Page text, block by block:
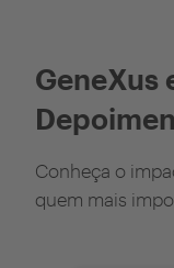
GeneXus
Conheça o
quem mais